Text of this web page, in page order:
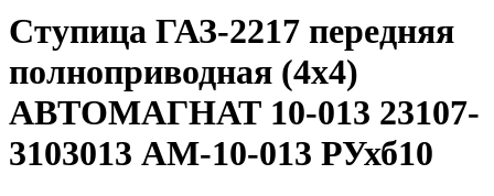
Ступица ГАЗ-2217 передняя
полноприводная (4х4)
АВТОМАГНАТ 10-013 23107-
3103013 AM-10-013 РУхб10